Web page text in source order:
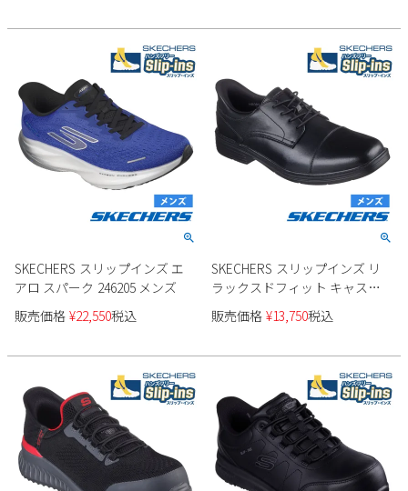
SKECHERS スリップインズ エ
アロ スパーク 246205 メンズ
販売価格 ¥22,550税込
SKECHERS スリップインズ リ
ラックスドフィット キャスウ
ェル - カプリン 205486 メンズ
販売価格 ¥13,750税込